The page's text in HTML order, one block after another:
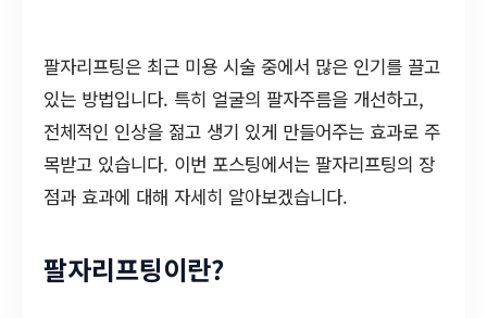
팔자리프팅은 최근 미용 시술 중에서 많은 인기를 끌고
있는 방법입니다. 특히 얼굴의 팔자주름을 개선하고,
전체적인 인상을 젊고 생기 있게 만들어주는 효과로 주
목받고 있습니다. 이번 포스팅에서는 팔자리프팅의 장
점과 효과에 대해 자세히 알아보겠습니다.
팔자리프팅이란?